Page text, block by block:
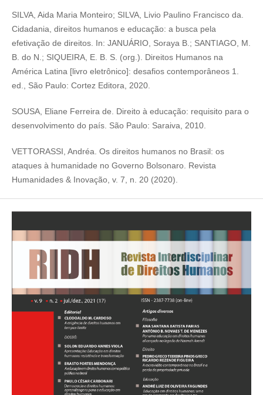
SILVA, Aida Maria Monteiro; SILVA, Livio Paulino Francisco da.
Cidadania, direitos humanos e educação: a busca pela
efetivação de direitos. In: JANUÁRIO, Soraya B.; SANTIAGO, M.
B. do N.; SIQUEIRA, E. B. S. (org.). Direitos Humanos na
América Latina [livro eletrônico]: desafios contemporâneos 1.
ed., São Paulo: Cortez Editora, 2020.
SOUSA, Eliane Ferreira de. Direito à educação: requisito para o
desenvolvimento do país. São Paulo: Saraiva, 2010.
VETTORASSI, Andréa. Os direitos humanos no Brasil: os
ataques à humanidade no Governo Bolsonaro. Revista
Humanidades & Inovação, v. 7, n. 20 (2020).